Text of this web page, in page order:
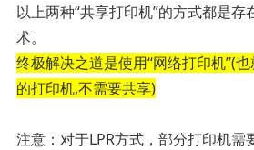
以上两种“共享打印机”的方式都是
术。
终极解决之道是使用“网络打印机”(
的打印机,不需要共享)
注意：对于LPR方式，部分打印机需